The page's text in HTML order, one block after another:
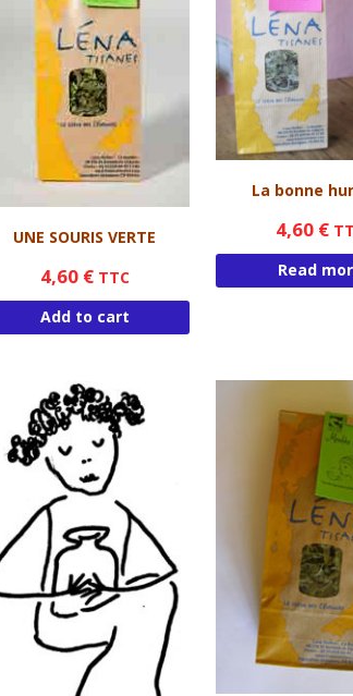
UNE SOURIS VERTE
4,60 € TTC
Add to cart
La bonne
4,60 €
Read